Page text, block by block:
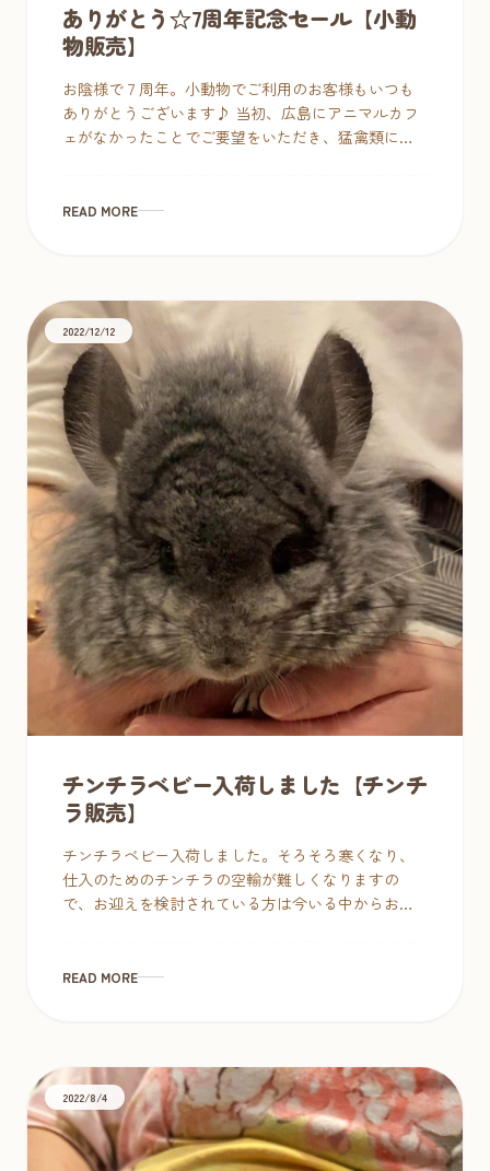
ありがとう☆7周年記念セール【小動
物販売】
お陰様で７周年。小動物でご利用のお客様もいつも
ありがとうございます♪ 当初、広島にアニマルカフ
ェがなかったことでご要望をいただき、猛禽類に少
READ MORE
2022/12/12
チンチラベビー入荷しました【チンチ
ラ販売】
チンチラベビー入荷しました。そろそろ寒くなり、
仕入のためのチンチラの空輸が難しくなりますの
で、お迎えを検討されている方は今いる中からお早
READ MORE
2022/8/4